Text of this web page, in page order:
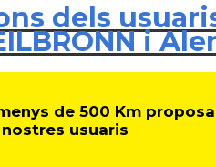
dels
i
de 500 Km
nostres usuaris